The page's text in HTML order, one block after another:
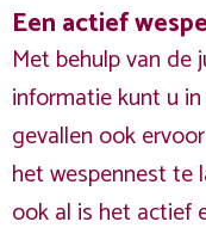
Een actief
Met behulp van de
informatie kunt u
gevallen ook
het wespennest te
ook al is het actief